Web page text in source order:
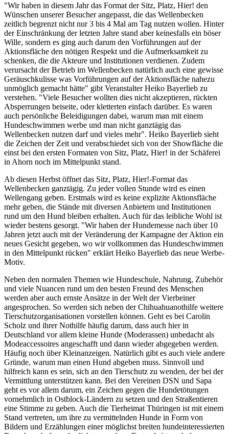
"Wir haben in diesem Jahr das Format der Sitz, Platz, Hier! den
Wünschen unserer Besucher angepasst, die das Wellenbecken
zeitlich begrenzt nicht nur 3 bis 4 Mal am Tag nutzen wollen. Hinter
der Einschränkung der letzten Jahre stand aber keinesfalls ein böser
Wille, sondern es ging auch darum den Vorführungen auf der
Aktionsfläche den nötigen Respekt und die Aufmerksamkeit zu
schenken, die die Akteure und Institutionen verdienen. Zudem
verursacht der Betrieb im Wellenbecken natürlich auch eine gewisse
Geräuschkulisse was Vorführungen auf der Aktionsfläche nahezu
unmöglich gemacht hätte" gibt Veranstalter Heiko Bayerlieb zu
verstehen. "Viele Besucher wollten dies nicht akzeptieren, rückten
Absperrungen beiseite, oder kletterten einfach darüber. Es waren
auch persönliche Beleidigungen dabei, warum man mit einem
Hundeschwimmen werbe und man nicht ganztägig das
Wellenbecken nutzen darf und vieles mehr". Heiko Bayerlieb sieht
die Zeichen der Zeit und verabschiedet sich von der Showfläche die
einst bei den ersten Formaten von Sitz, Platz, Hier! in der Schäferei
in Ahorn noch im Mittelpunkt stand.
Ab diesen Herbst öffnet das Sitz, Platz, Hier!-Format das
Wellenbecken ganztägig. Zu jeder vollen Stunde wird es einen
Wellengang geben. Erstmals wird es keine explizite Aktionsfläche
mehr geben, die Stände mit diversen Anbietern und Institutionen
rund um den Hund bleiben erhalten. Auch für das leibliche Wohl ist
wieder bestens gesorgt. "Wir haben der Hundemesse nach über 10
Jahren jetzt auch mit der Veränderung der Kampagne der Aktion ein
neues Gesicht gegeben, wo wir vollkommen das Hundeschwimmen
in den Mittelpunkt rücken" erklärt Heiko Bayerlieb das neue Werbe-
Motiv.
Neben den normalen Themen wie Hundeschule, Nahrung, Zubehör
und viele Nuancen rund um den besten Freund des Menschen
werden aber auch ernste Ansätze in der Welt der Vierbeiner
angesprochen. So werden sich neben der Chihuahuanothilfe weitere
Tierschutzorganisationen vorstellen können. Geht es bei Carolin
Scholz und ihrer Nothilfe häufig darum, dass auch hier in
Deutschland vor allem kleine Hunde (Moderassen) unbedacht als
Modeaccessoires angeschafft und dann wieder abgegeben werden.
Häufig noch über Kleinanzeigen. Natürlich gibt es auch viele andere
Gründe, warum man einen Hund abgeben muss. Sinnvoll und
hilfreich kann es sein, sich an den Tierschutz zu wenden, der bei der
Vermittlung unterstützen kann. Bei den Vereinen DSN und Sapa
geht es vor allem darum, ein Zeichen gegen die Hundetötungen
vornehmlich in Ostblock-Ländern zu setzen und den Straßentieren
eine Stimme zu geben. Auch die Tierheimat Thüringen ist mit einem
Stand vertreten, um ihre zu vermittelnden Hunde in Form von
Bildern und Erzählungen einer möglichst breiten hundeinteressierten